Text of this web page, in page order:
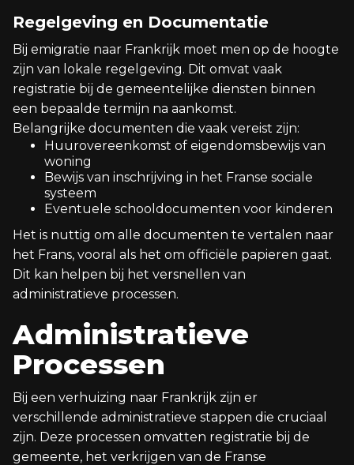
Regelgeving en Documentatie
Bij emigratie naar Frankrijk moet men op de hoogte
zijn van lokale regelgeving. Dit omvat vaak
registratie bij de gemeentelijke diensten binnen
een bepaalde termijn na aankomst.
Belangrijke documenten die vaak vereist zijn:
Huurovereenkomst of eigendomsbewijs van
woning
Bewijs van inschrijving in het Franse sociale
systeem
Eventuele schooldocumenten voor kinderen
Het is nuttig om alle documenten te vertalen naar
het Frans, vooral als het om officiële papieren gaat.
Dit kan helpen bij het versnellen van
administratieve processen.
Administratieve
Processen
Bij een verhuizing naar Frankrijk zijn er
verschillende administratieve stappen die cruciaal
zijn. Deze processen omvatten registratie bij de
gemeente, het verkrijgen van de Franse